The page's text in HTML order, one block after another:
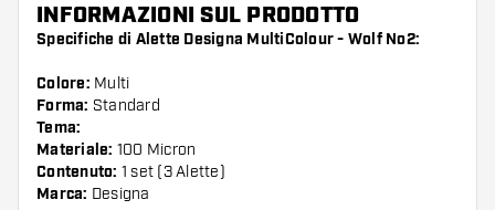
INFORMAZIONI SUL PRODOTTO
Specifiche di Alette Designa MultiColour - Wolf No2:
Colore: Multi
Forma: Standard
Tema:
Materiale: 100 Micron
Contenuto: 1 set (3 Alette)
Marca: Designa